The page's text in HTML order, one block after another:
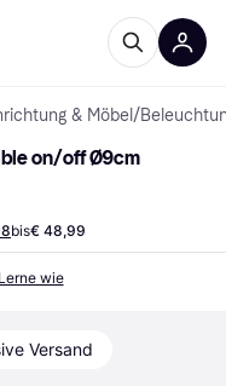
& Möbel /
on/off Ø9cm
bis€ 48,99
Lerne wie
Versand